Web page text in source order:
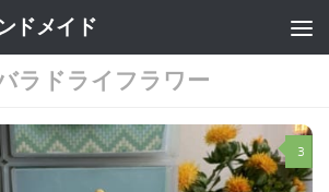
ドメイド
ラドライフラワー
3